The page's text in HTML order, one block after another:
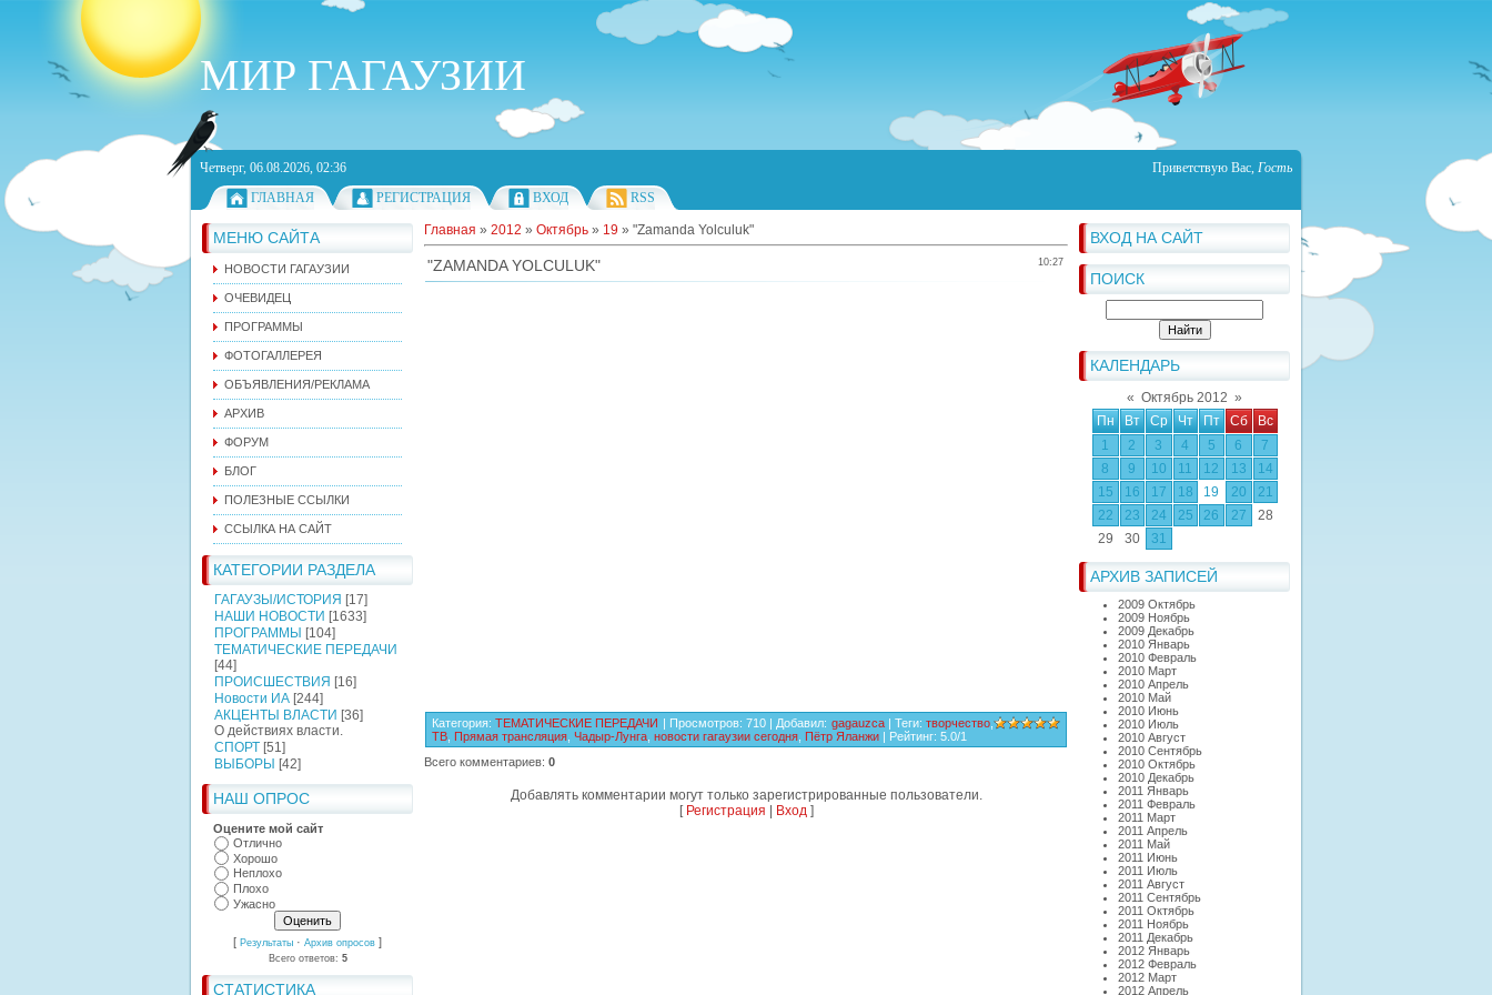
МИР ГАГАУЗИИ
Четверг, 06.08.2026, 02:36 Приветствую Вас, Гость
ГЛАВНАЯ
РЕГИСТРАЦИЯ ВХОД RSS
МЕНЮ САЙТА
НОВОСТИ ГАГАУЗИИ
ОЧЕВИДЕЦ
ПРОГРАММЫ
ФОТОГАЛЛЕРЕЯ
ОБЪЯВЛЕНИЯ/РЕКЛАМА
АРХИВ
ФОРУМ
БЛОГ
ПОЛЕЗНЫЕ ССЫЛКИ
ССЫЛКА НА САЙТ
КАТЕГОРИИ РАЗДЕЛА
ГАГАУЗЫ/ИСТОРИЯ [17]
НАШИ НОВОСТИ [1633]
ПРОГРАММЫ [104]
ТЕМАТИЧЕСКИЕ ПЕРЕДАЧИ
[44]
ПРОИСШЕСТВИЯ [16]
Новости ИА [244]
АКЦЕНТЫ ВЛАСТИ [36]
О действиях власти.
СПОРТ [51]
ВЫБОРЫ [42]
НАШ ОПРОС
Оцените мой сайт
Отлично
Хорошо
Неплохо
Плохо
Ужасно
[ Результаты · Архив опросов ]
Всего ответов: 5
СТАТИСТИКА
ВХОД НА САЙТ
ПОИСК
КАЛЕНДАРЬ
« Октябрь 2012 »
Пн
Вт Ср Чт Пт Сб
Вс
1
2 3 4 5 6
7
8
9 10 11 12 13
14
15
16 17 18 19 20
21
22
23 24 25 26 27
28
29
30 31
АРХИВ ЗАПИСЕЙ
2009 Октябрь
2009 Ноябрь
2009 Декабрь
2010 Январь
2010 Февраль
2010 Март
2010 Апрель
2010 Май
2010 Июнь
2010 Июль
2010 Август
2010 Сентябрь
2010 Октябрь
2010 Декабрь
2011 Январь
2011 Февраль
2011 Март
2011 Апрель
2011 Май
2011 Июнь
2011 Июль
2011 Август
2011 Сентябрь
2011 Октябрь
2011 Ноябрь
2011 Декабрь
2012 Январь
2012 Февраль
2012 Март
2012 Апрель
Главная » 2012 » Октябрь » 19 » "Zamanda Yolculuk"
10:27
"ZAMANDA YOLCULUK"
Категория: ТЕМАТИЧЕСКИЕ ПЕРЕДАЧИ | Просмотров: 710| Добавил: gagauzca | Теги: творчество ,
ТВ Прямая трансляция Чадыр-Лунга новости гагаузии сегодня Пётр Яланжи | Рейтинг: 5.0/1
Всего комментариев: 0
Добавлять комментарии могут только зарегистрированные пользователи.
[ Регистрация Вход]